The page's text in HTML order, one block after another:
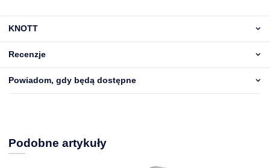
KNOTT
Recenzje
Powiadom, gdy będą dostępne
Podobne artykuły